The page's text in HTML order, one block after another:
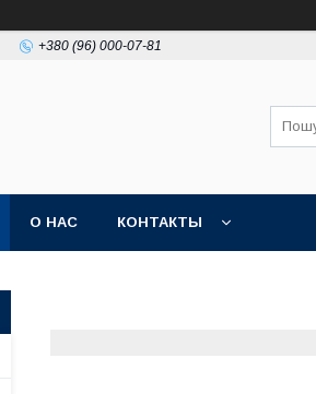
+380 (96) 000-07-81
О НАС КОНТАКТЫ